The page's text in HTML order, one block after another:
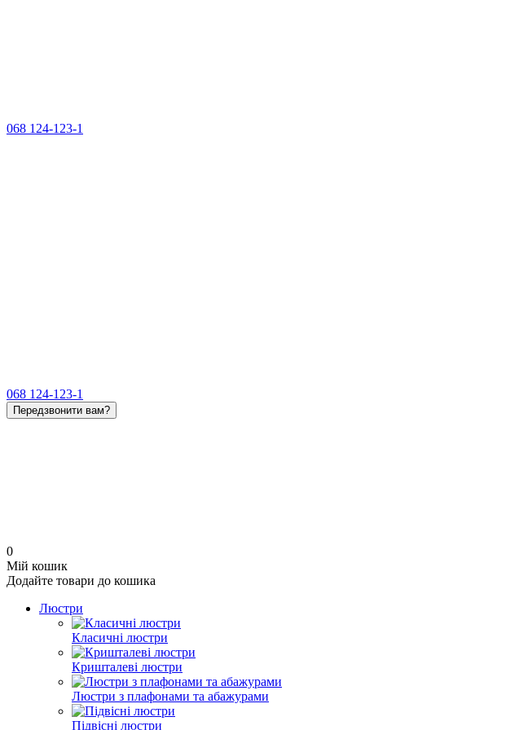
068 124-123-1
068 124-123-1
Передзвонити вам?
0
Мій кошик
Додайте товари до кошика
Люстри
Класичні люстри
Кришталеві люстри
Люстри з плафонами та абажурами
Підвісні люстри